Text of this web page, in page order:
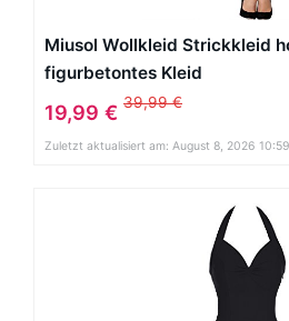
Miusol Wollkleid Strickkleid
figurbetontes Kleid
19,99 € 39,99 €
Zuletzt aktualisiert am: August 8, 2026